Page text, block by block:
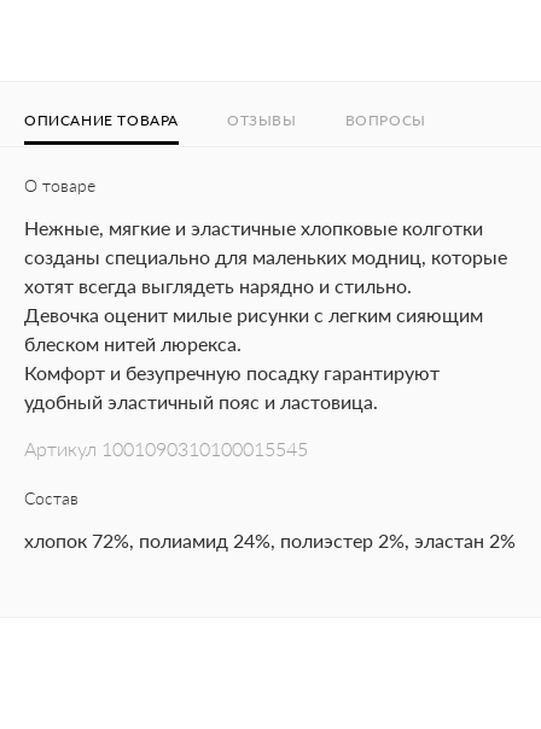
ОПИСАНИЕ ТОВАРА ОТЗЫВЫ ВОПРОСЫ
О товаре
Нежные, мягкие и эластичные хлопковые колготки
созданы специально для маленьких модниц, которые
хотят всегда выглядеть нарядно и стильно.
Девочка оценит милые рисунки с легким сияющим
блеском нитей люрекса.
Комфорт и безупречную посадку гарантируют
удобный эластичный пояс и ластовица.
Артикул 1001090310100015545
Состав
хлопок 72%, полиамид 24%, полиэстер 2%, эластан 2%